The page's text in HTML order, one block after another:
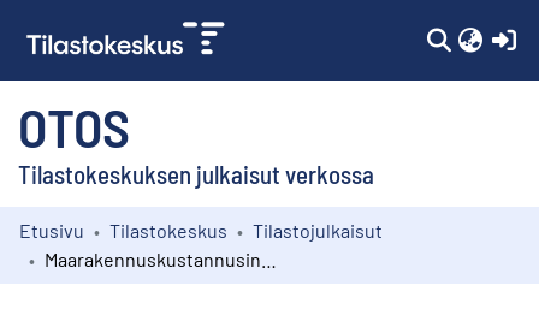
OTOS
Tilastokeskuksen julkaisut verkossa
Kokoelmat
Etusivu Tilastokeskus
Tilastojulkaisut